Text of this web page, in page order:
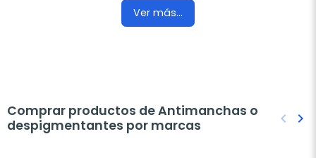
Ver más...
Comprar productos de Antimanchas o
despigmentantes por marcas
keyboard_arrow_left keyboard_arrow_right